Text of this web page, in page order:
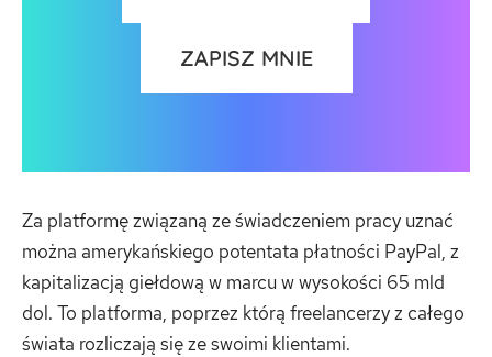
Za platformę związaną ze świadczeniem pracy uznać
można amerykańskiego potentata płatności PayPal, z
kapitalizacją giełdową w marcu w wysokości 65 mld
dol. To platforma, poprzez którą freelancerzy z całego
świata rozliczają się ze swoimi klientami.